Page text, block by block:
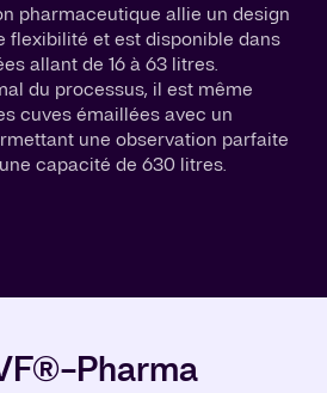
pharmaceutique allie un design
flexibilité et est disponible dans
allant de 16 à 63 litres.
du processus, il est même
cuves émaillées avec un
une observation parfaite
capacité de 630 litres.
Pharma